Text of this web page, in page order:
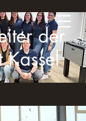
der
Kassel